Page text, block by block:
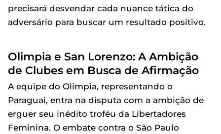
precisará desvendar cada nuance tática do
adversário para buscar um resultado positivo.
Olimpia e San Lorenzo: A Ambição
de Clubes em Busca de Afirmação
A equipe do Olimpia, representando o
Paraguai, entra na disputa com a ambição de
erguer seu inédito troféu da Libertadores
Feminina. O embate contra o São Paulo